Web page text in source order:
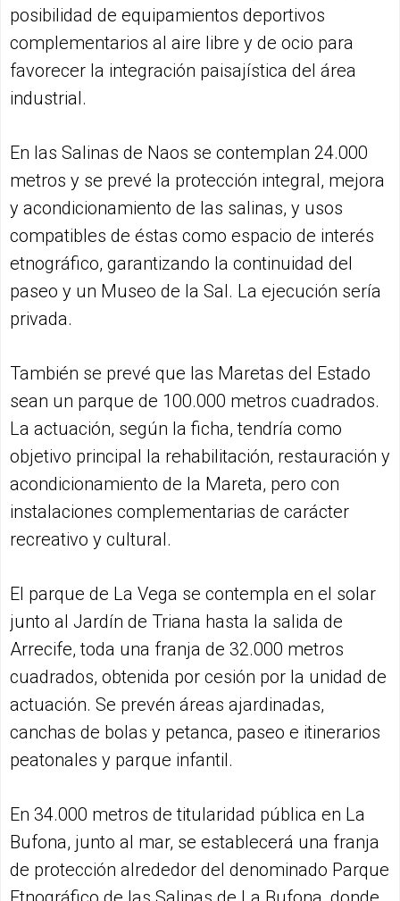
posibilidad de equipamientos deportivos
complementarios al aire libre y de ocio para
favorecer la integración paisajística del área
industrial.
En las Salinas de Naos se contemplan 24.000
metros y se prevé la protección integral, mejora
y acondicionamiento de las salinas, y usos
compatibles de éstas como espacio de interés
etnográfico, garantizando la continuidad del
paseo y un Museo de la Sal. La ejecución sería
privada.
También se prevé que las Maretas del Estado
sean un parque de 100.000 metros cuadrados.
La actuación, según la ficha, tendría como
objetivo principal la rehabilitación, restauración y
acondicionamiento de la Mareta, pero con
instalaciones complementarias de carácter
recreativo y cultural.
El parque de La Vega se contempla en el solar
junto al Jardín de Triana hasta la salida de
Arrecife, toda una franja de 32.000 metros
cuadrados, obtenida por cesión por la unidad de
actuación. Se prevén áreas ajardinadas,
canchas de bolas y petanca, paseo e itinerarios
peatonales y parque infantil.
En 34.000 metros de titularidad pública en La
Bufona, junto al mar, se establecerá una franja
de protección alrededor del denominado Parque